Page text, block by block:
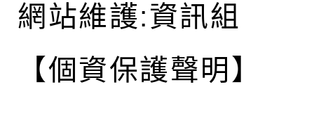
網站維護:資訊組
【個資保護聲明】